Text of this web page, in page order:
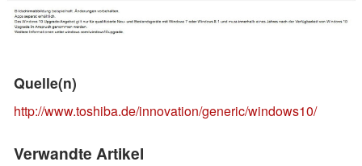
Quelle(n)
http://www.toshiba.de/innovation/generic/windows10/
Verwandte Artikel